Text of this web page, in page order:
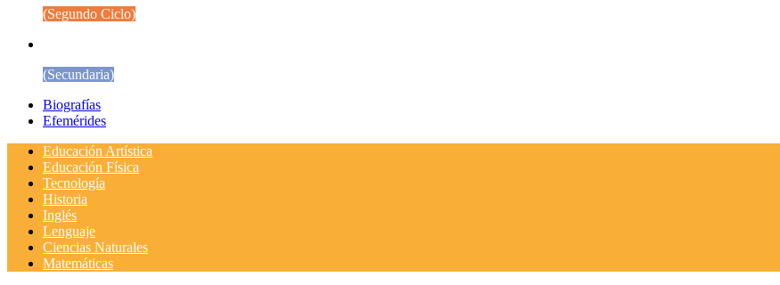
(Segundo Ciclo)
(Secundaria)
Biografías
Efemérides
Educación Artística
Educación Física
Tecnología
Historia
Inglés
Lenguaje
Ciencias Naturales
Matemáticas